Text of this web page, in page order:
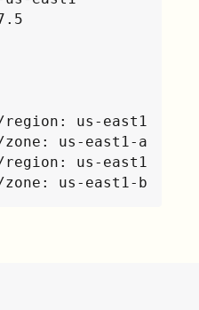
us-east1
us-east1
zone: us-east1-b